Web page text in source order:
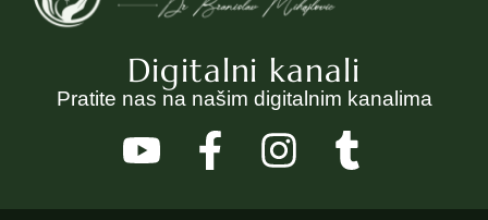
Digitalni kanali
Pratite nas na našim digitalnim kanalima